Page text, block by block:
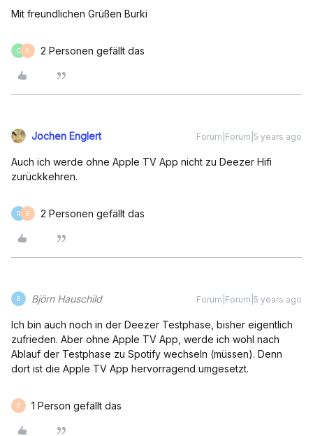
Mit freundlichen Grüßen Burki
D E 2 Personen gefällt das
Jochen Englert Forum|Forum|5 years ago
Auch ich werde ohne Apple TV App nicht zu Deezer Hifi
zurückkehren.
R E 2 Personen gefällt das
B Björn Hauschild Forum|Forum|5 years ago
Ich bin auch noch in der Deezer Testphase, bisher eigentlich
zufrieden. Aber ohne Apple TV App, werde ich wohl nach
Ablauf der Testphase zu Spotify wechseln (müssen). Denn
dort ist die Apple TV App hervorragend umgesetzt.
E 1 Person gefällt das